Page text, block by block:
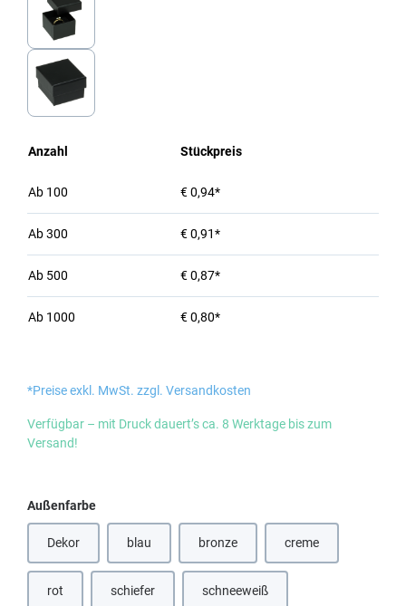
Anzahl Stückpreis
Ab 100 € 0,94*
Ab300 € 0,91*
Ab 500 € 0,87*
Ab 1000 € 0,80*
*Preise exkl. MwSt. zzgl. Versandkosten
Verfügbar – mit Druck dauert’s ca. 8 Werktage bis zum
Versand!
Außenfarbeauswählen
Dekor blau(Diese Option ist zurzeit nicht verfügbar.)
bronze(Diese Option ist zurzeit nicht
creme(Diese Option ist
rot schiefer schneeweiß